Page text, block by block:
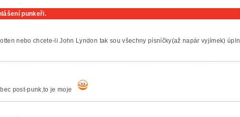
punkeři.
nebo chcete-li John Lyndon tak sou všechny písníčky(až napár vyjímek)
post-punk,to je moje